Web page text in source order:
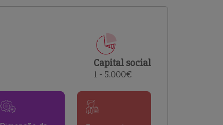
comerciais e analisar o risco de incumprimento dos
Capital social
1 - 5.000€